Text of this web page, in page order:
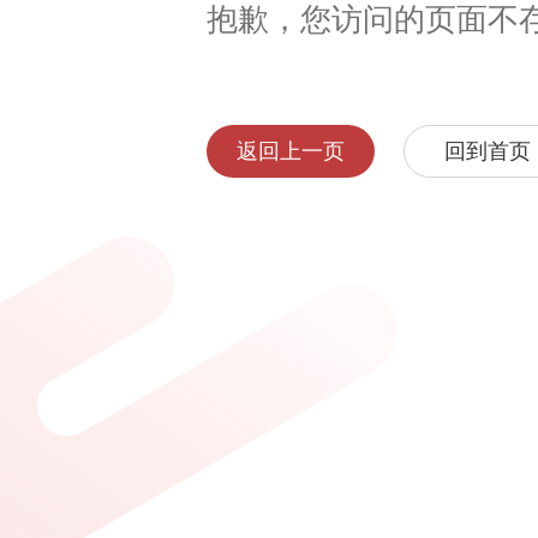
抱歉，您访问的页面不
返回上一页 回到首页